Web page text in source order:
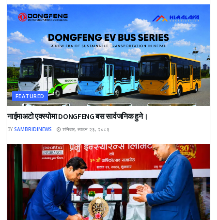
FEATURED
नाईमाअटो एक्स्पोमा DONGFENG बस सार्वजनिक हुने।
BY SAMBRIDINEWS शनिबार, साउन २३, २०८३